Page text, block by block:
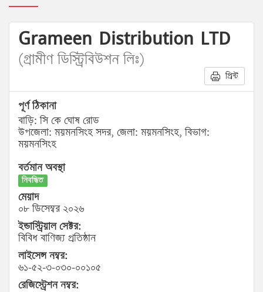
Grameen Distribution LTD
(গ্রামীণ ডিস্ট্রিবিউশন লিঃ)
প্রিন্ট
পূর্ণ ঠিকানা
বাড়ি: সি কে ঘোষ রোড
উপজেলা: ময়মনসিংহ সদর, জেলা: ময়মনসিংহ, বিভাগ:
ময়মনসিংহ
বর্তমান অবস্থা
নিবন্ধিত
মেয়াদ
০৮ ডিসেম্বর ২০২৬
ইন্ডাস্ট্রিয়াল সেক্টর:
বিবিধ বাণিজ্য প্রতিষ্ঠান
লাইসেন্স নম্বর:
৬১-৫২-৩-০৩০-০০১০৫
রেজিস্ট্রেশন নম্বর: